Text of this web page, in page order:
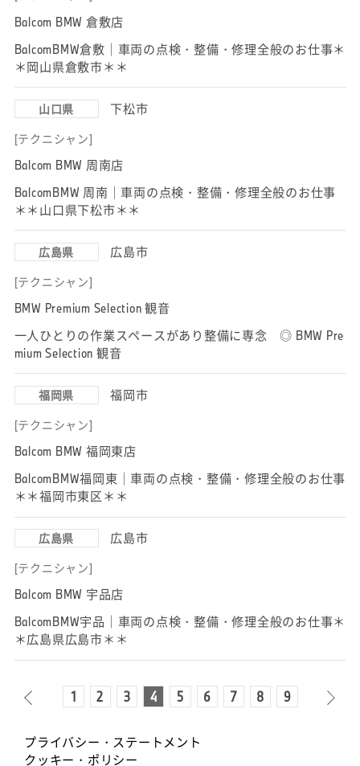
Balcom BMW 倉敷店
BalcomBMW倉敷｜車両の点検・整備・修理全般のお仕事＊
＊岡山県倉敷市＊＊
山口県 下松市
[テクニシャン]
Balcom BMW 周南店
BalcomBMW 周南｜車両の点検・整備・修理全般のお仕事
＊＊山口県下松市＊＊
広島県 広島市
[テクニシャン]
BMW Premium Selection 観音
一人ひとりの作業スペースがあり整備に専念 ◎ BMW Pre
mium Selection 観音
福岡県 福岡市
[テクニシャン]
Balcom BMW 福岡東店
BalcomBMW福岡東｜車両の点検・整備・修理全般のお仕事
＊＊福岡市東区＊＊
広島県 広島市
[テクニシャン]
Balcom BMW 宇品店
BalcomBMW宇品｜車両の点検・整備・修理全般のお仕事＊
＊広島県広島市＊＊
1 2 3 4 5 6 7 8 9
プライバシー・ステートメント
クッキー・ポリシー